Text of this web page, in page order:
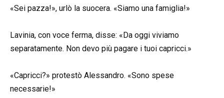
«Sei pazza!», urlò la suocera. «Siamo una famiglia!»
Lavinia, con voce ferma, disse: «Da oggi viviamo
separatamente. Non devo più pagare i tuoi capricci.»
«Capricci?» protestò Alessandro. «Sono spese
necessarie!»